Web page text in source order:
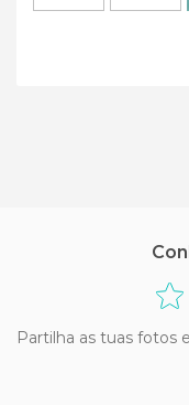
Partilha as tuas fotos